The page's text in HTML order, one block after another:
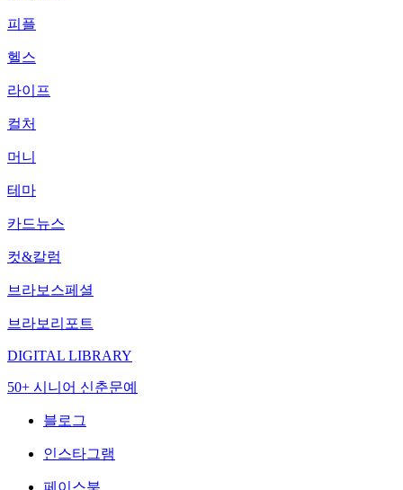
피플
헬스
라이프
컬처
머니
테마
카드뉴스
컷&칼럼
브라보스페셜
브라보리포트
DIGITAL LIBRARY
50+ 시니어 신춘문예
블로그
인스타그램